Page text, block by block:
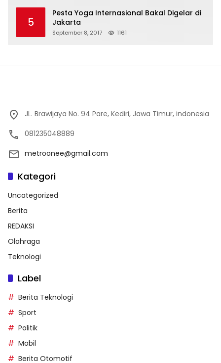
5
Pesta Yoga Internasional Bakal Digelar di
Jakarta
September 8, 2017 1161
JL. Brawijaya No. 94 Pare, Kediri, Jawa Timur, indonesia
081235048889
metroonee@gmail.com
Kategori
Uncategorized
Berita
REDAKSI
Olahraga
Teknologi
Label
Berita Teknologi
Sport
Politik
Mobil
Berita Otomotif